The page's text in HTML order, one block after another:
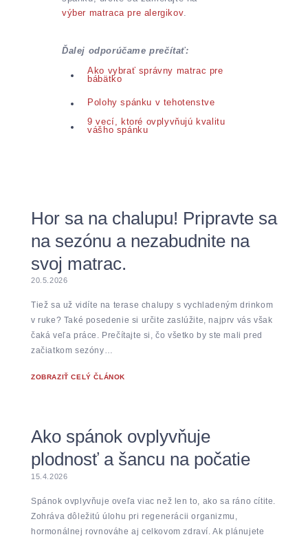
výber matraca pre alergikov.
Ďalej odporúčame prečítať:
Ako vybrať správny matrac pre
bábätko
Polohy spánku v tehotenstve
9 vecí, ktoré ovplyvňujú kvalitu
vášho spánku
Hor sa na chalupu! Pripravte sa
na sezónu a nezabudnite na
svoj matrac.
20.5.2026
Tiež sa už vidíte na terase chalupy s vychladeným drinkom
v ruke? Také posedenie si určite zaslúžite, najprv vás však
čaká veľa práce. Prečítajte si, čo všetko by ste mali pred
začiatkom sezóny…
ZOBRAZIŤ CELÝ ČLÁNOK
Ako spánok ovplyvňuje
plodnosť a šancu na počatie
15.4.2026
Spánok ovplyvňuje oveľa viac než len to, ako sa ráno cítite.
Zohráva dôležitú úlohu pri regenerácii organizmu,
hormonálnej rovnováhe aj celkovom zdraví. Ak plánujete